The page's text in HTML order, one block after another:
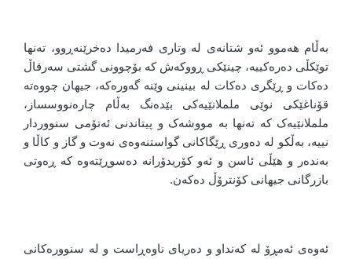
بەڵام هەموو ئەو شتانەی لە وتاری فەرمیدا دەخرێنەڕوو، تەنها
توێکڵی دەرەکییە، چینێکی ڕووکەش کە بۆچوونی گشتی سەرقاڵ
دەکات و ڕێگری دەکات لە بینینی وێنە گەورەکە، جیهان چووەتە
قۆناغێکی نوێی ململانێیەکی بێدەنگ بەڵام چارەنووسساز،
ململانێیەک کە تەنها بە مووشەک و پیتاندنی ئەتۆمی سنووردار
نییە، بەڵکو لە دەوری ڕێگاکانی گواستنەوەی نەوت و گاز و کاڵا و
بەندەر و هێڵی ئاسن و ئەو کۆریدۆرانە دەسوڕێتەوە کە ڕەوتی
بازرگانی جیهانی کۆنترۆڵ دەکەن.
ئەوەی ئەمڕۆ لە کەنداو و دەریای ناوەڕاست و لە سنوورەکانی